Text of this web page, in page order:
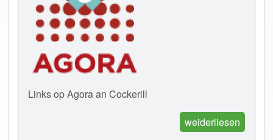
Links op Agora an Cockerill
weiderliesen